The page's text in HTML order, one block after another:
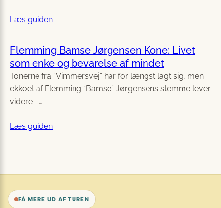
Læs guiden
Flemming Bamse Jørgensen Kone: Livet
som enke og bevarelse af mindet
Tonerne fra “Vimmersvej” har for længst lagt sig, men
ekkoet af Flemming “Bamse” Jørgensens stemme lever
videre –…
Læs guiden
FÅ MERE UD AF TUREN